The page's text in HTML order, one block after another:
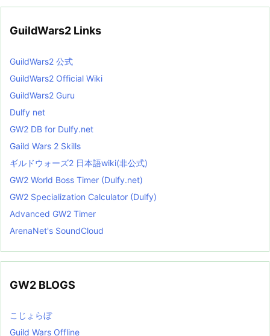
GuildWars2 Links
GuildWars2 公式
GuildWars2 Official Wiki
GuildWars2 Guru
Dulfy net
GW2 DB for Dulfy.net
Gaild Wars 2 Skills
ギルドウォーズ2 日本語wiki(非公式)
GW2 World Boss Timer (Dulfy.net)
GW2 Specialization Calculator (Dulfy)
Advanced GW2 Timer
ArenaNet's SoundCloud
GW2 BLOGS
こじょらぼ
Guild Wars Offline